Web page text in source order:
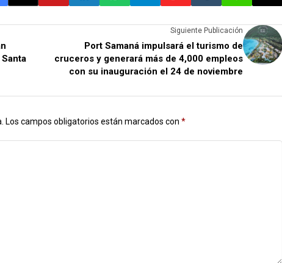
Siguiente Publicación
Port Samaná impulsará el turismo de
cruceros y generará más de 4,000 empleos
con su inauguración el 24 de noviembre
Los campos obligatorios están marcados con *